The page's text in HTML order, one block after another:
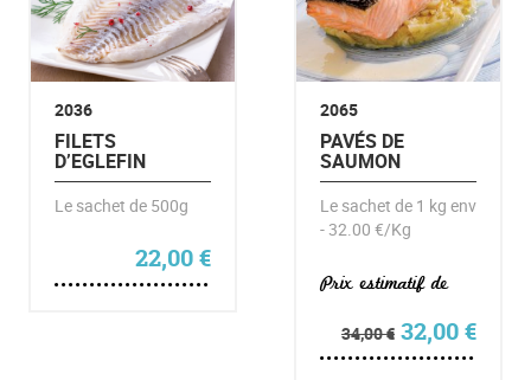
2036
FILETS
D’EGLEFIN
Le sachet de 500g
22,00€
2065
PAVÉS DE
SAUMON
Le sachet de 1 kg env
- 32.00 €/Kg
Prix estimatif de
34,00€ Le prix
32,00€Le